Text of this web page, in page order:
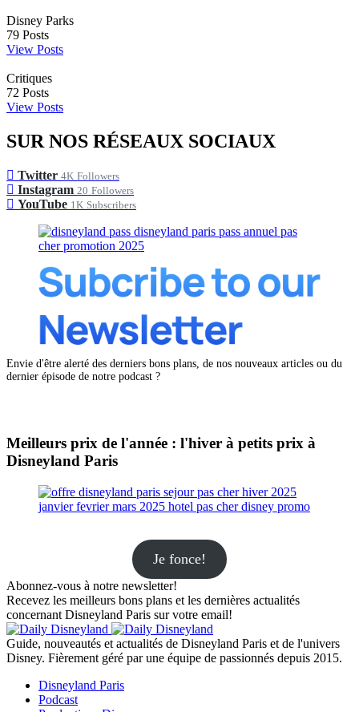
Disney Parks
79 Posts
View Posts
Critiques
72 Posts
View Posts
SUR NOS RÉSEAUX SOCIAUX
Twitter 4K Followers
Instagram 20 Followers
YouTube 1K Subscribers
Envie d'être alerté des derniers bons plans, de nos nouveaux articles ou du
dernier épisode de notre podcast ?
Meilleurs prix de l'année : l'hiver à petits prix à
Disneyland Paris
Je fonce!
Abonnez-vous à notre newsletter!
Recevez les meilleurs bons plans et les dernières actualités
concernant Disneyland Paris sur votre email!
Guide, nouveautés et actualités de Disneyland Paris et de l'univers
Disney. Fièrement géré par une équipe de passionnés depuis 2015.
Disneyland Paris
Podcast